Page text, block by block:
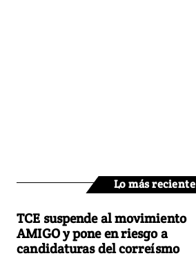
Lo más reciente
TCE suspende al movimiento
AMIGO y pone en riesgo a
candidaturas del correísmo